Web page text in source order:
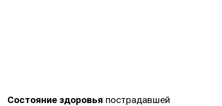
Состояние здоровья пострадавшей